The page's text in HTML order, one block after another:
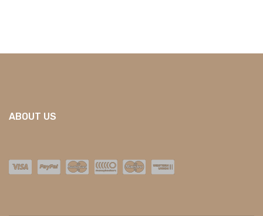
ABOUT US